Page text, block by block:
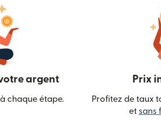
argent
chaque étape.
Prix
Profitez de taux
et sans